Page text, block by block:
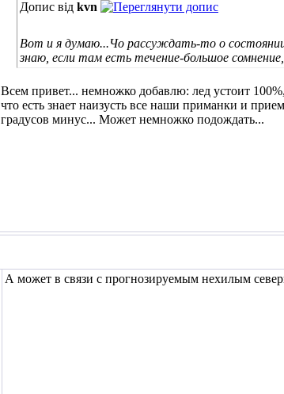
Допис від kvn
Вот и я думаю...Чо рассуждать-то о
знаю, если там есть течение-большое
Всем привет... немножко добавлю: лед устоит
что есть знает наизусть все наши приманки и
градусов минус... Может немножко подождать...
А может в связи с прогнозируемым нехилым